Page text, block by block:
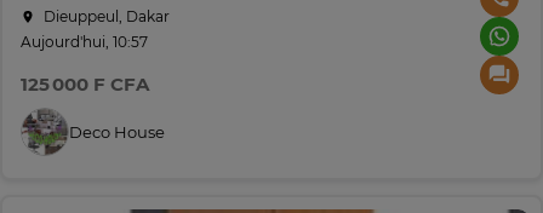
Dieuppeul, Dakar
Aujourd'hui, 10:57
125 000 F CFA
Deco House